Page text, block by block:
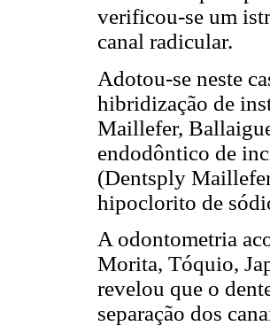
verificou-se um
canal radicular.
Adotou-se neste
hibridização de
Maillefer,
endodôntico de
(Dentsply
hipoclorito de
A odontometria
Morita, Tóquio,
revelou que o
separação dos